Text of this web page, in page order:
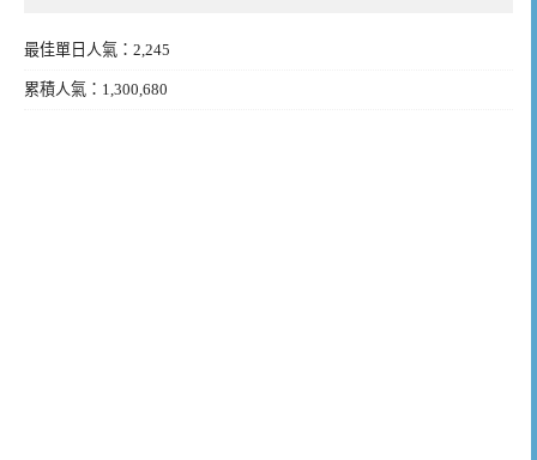
最佳單日人氣：2,245
累積人氣：1,300,680